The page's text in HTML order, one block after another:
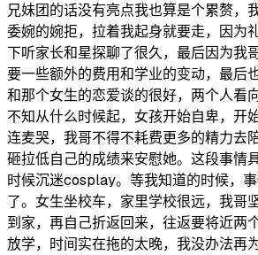
兄妹团的话没有亮点我也算是个累赘，
委婉的婉拒，拉着我起身就要走，因为
下听家长和星探聊了很久，最后因为我
要一些额外的费用和学业的变动，最后
和那个女生的恋爱谈的很好，两个人看
不知从什么时候起，女孩开始自卑，开
连麦哭，我哥不得不耗费更多的精力去
砸拉低自己的成绩来安慰她。这段事情
时候沉迷cosplay。等我知道的时候，
了。女生坐校车，家里学校很远，我哥
到家，再自己折返回来，往返要将近两
放学，时间实在拖的太晚，我没办法再